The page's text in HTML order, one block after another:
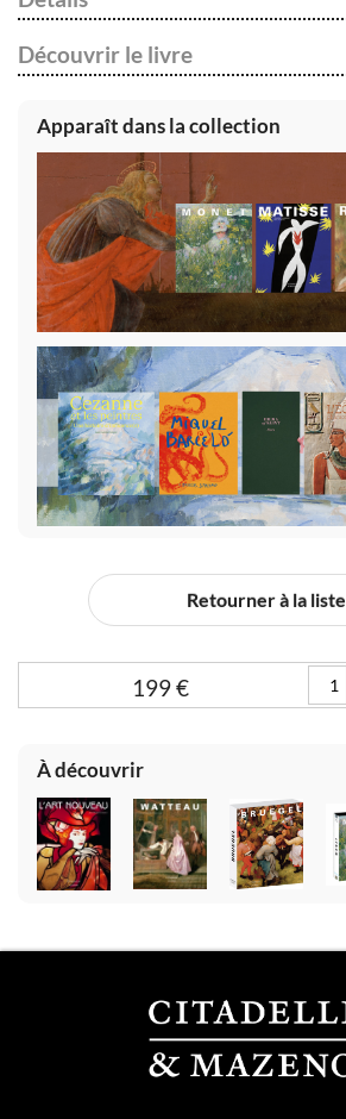
Découvrir le livre
Apparaît dans la collection
Retourner à la liste
199€
À découvrir